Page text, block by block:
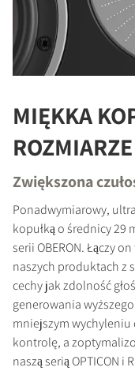
MIĘKKA
ROZMIARZE
Zwiększona
Ponadwymiarowy,
kopułką o średnicy 29
serii OBERON. Łączy
naszych produktach z
cechy jak zdolność
generowania
mniejszym wychyleniu
kontrolę, a
naszą serią OPTICON i